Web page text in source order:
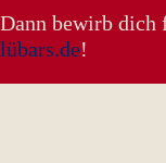
Dann bewirb dich
lübars.de!